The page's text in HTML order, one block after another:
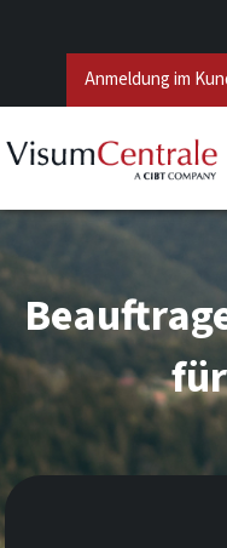
Anmeldung im